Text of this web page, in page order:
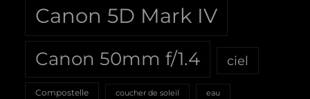
Canon 5D Mark IV
Canon 50mm f/1.4 ciel
Compostelle coucher de soleil eau